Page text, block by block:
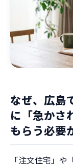
なぜ、広島
に「急かさ
もらう必要
「注文住宅」